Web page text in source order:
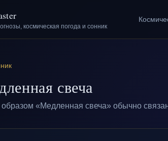
космическая погода и сонник
свеча
«Медленная свеча» обычно